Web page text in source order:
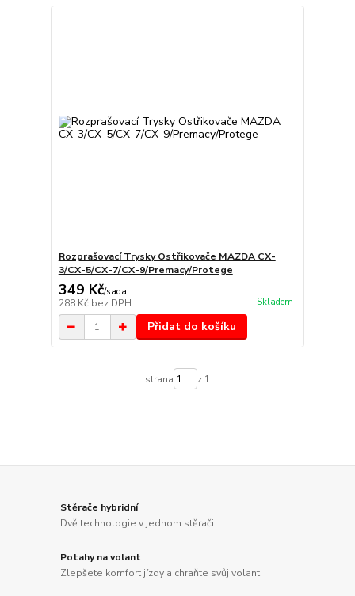
Rozprašovací Trysky Ostřikovače MAZDA CX-
3/CX-5/CX-7/CX-9/Premacy/Protege
349 Kč/sada
288 Kč bez DPH Skladem
Přidat do košíku
strana z 1
Stěrače hybridní
Dvě technologie v jednom stěrači
Potahy na volant
Zlepšete komfort jízdy a chraňte svůj volant